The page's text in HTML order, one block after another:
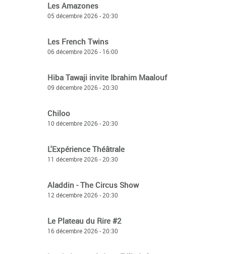
Les Amazones
05 décembre 2026 - 20:30
Les French Twins
06 décembre 2026 - 16:00
Hiba Tawaji invite Ibrahim Maalouf
09 décembre 2026 - 20:30
Chiloo
10 décembre 2026 - 20:30
L'Expérience Théâtrale
11 décembre 2026 - 20:30
Aladdin - The Circus Show
12 décembre 2026 - 20:30
Le Plateau du Rire #2
16 décembre 2026 - 20:30